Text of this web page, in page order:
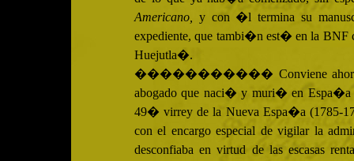
Americano,
y con �l termina su
expediente, que tambi�n est� en la BNF
Huejutla�.
����������� Conviene ahora
abogado que naci� y muri� en
49� virrey de la Nueva Espa�a (1785-
con el encargo especial de vigilar la
desconfiaba en virtud de las escasas